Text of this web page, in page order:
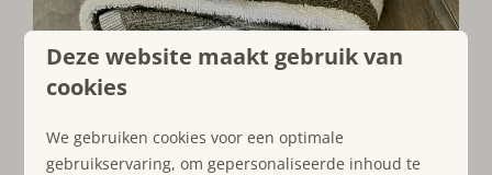
Babybedje
Deze website maakt gebruik van
cookies
We gebruiken cookies voor een optimale
gebruikservaring, om gepersonaliseerde inhoud te